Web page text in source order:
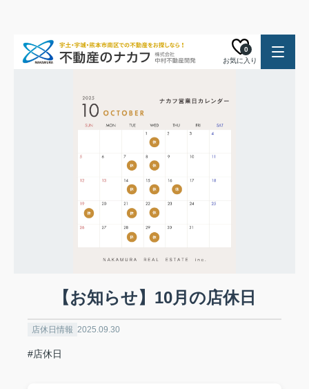
お気に入り
0
【お知らせ】10月の店休日
店休日情報 2025.09.30
#店休日